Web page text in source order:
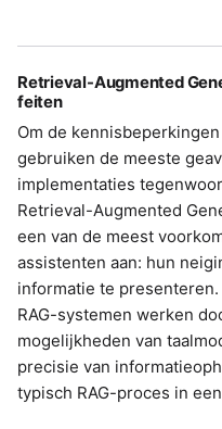
Retrieval-Augmented
feiten
Om de
gebruiken de meeste
implementaties
Retrieval-Augmented
een van de meest
assistenten aan: hun
informatie te presenteren.
RAG-systemen werken
mogelijkheden van
precisie van
typisch RAG-proces in